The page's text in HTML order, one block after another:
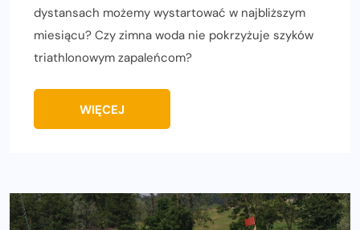
dystansach możemy wystartować w najbliższym
miesiącu? Czy zimna woda nie pokrzyżuje szyków
triathlonowym zapaleńcom?
WIĘCEJ